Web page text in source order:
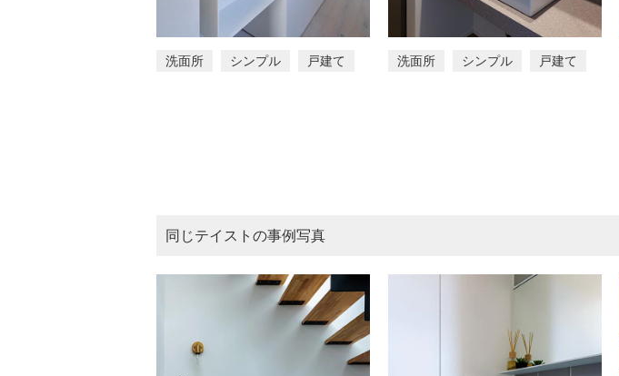
洗面所 シンプル 戸建て 洗面所 シンプル 戸建て
同じテイストの事例写真